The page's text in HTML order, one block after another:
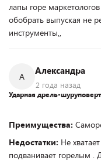
лапы горе
обобрать выпуская не
инструменты,,
А
Александра
2 года назад
Ударная дрель-
Преимущества:
Недостатки: Не
подванивает горелым .